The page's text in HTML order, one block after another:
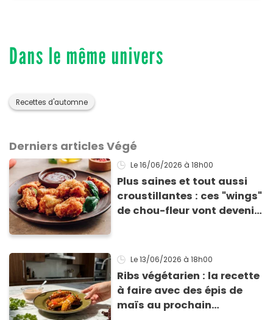
Dans le même univers
Recettes d'automne
Derniers articles Végé
Le 16/06/2026 à 18h00
Plus saines et tout aussi
croustillantes : ces "wings"
de chou-fleur vont devenir
Le 13/06/2026 à 18h00
Ribs végétarien : la recette
à faire avec des épis de
maïs au prochain